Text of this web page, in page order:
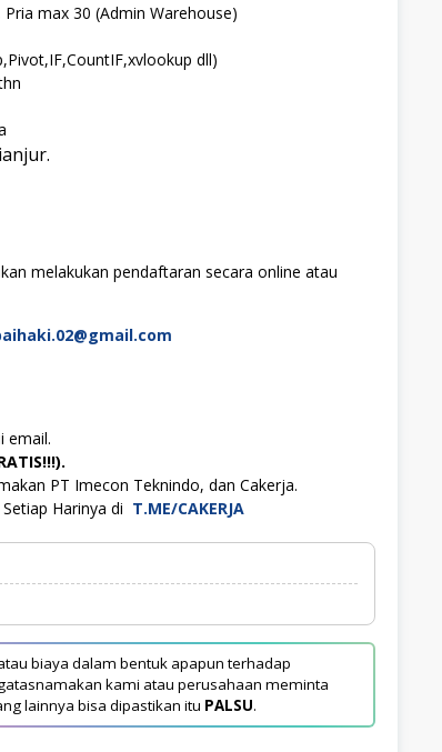
max 30 (Admin Warehouse)
dll)
melakukan pendaftaran secara online atau
email.
PT Imecon Teknindo, dan Cakerja.
Harinya di T.ME/CAKERJA
biaya dalam bentuk apapun terhadap
kami atau perusahaan meminta
lainnya bisa dipastikan itu PALSU.